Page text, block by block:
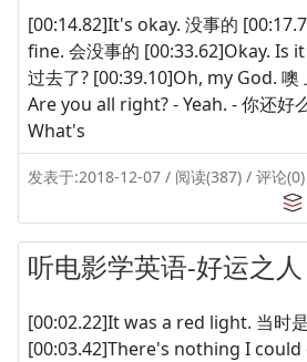
[00:14.82]It's okay. 没事的
fine. 会没事的 [00:33.62]Okay. Is
过去了? [00:39.10]Oh, my God. 噢
Are you all right? - Yeah. - 你还好
What's
发表于:2018-12-07 / 阅读(387) / 评论(0)
听电影学英语-好运之
[00:02.22]It was a red light. 当时
[00:03.42]There's nothing I